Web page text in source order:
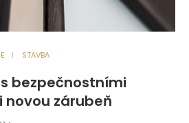
STAVBA
bezpečnostními
zárubeň